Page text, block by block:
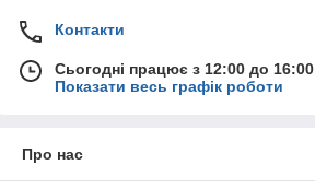
Контакти
Сьогодні працює з 12:00 до 16:00
Показати весь графік роботи
Про нас